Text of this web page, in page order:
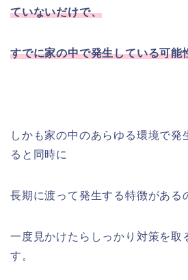
ていないだけで、
すでに家の中で発生している可能
しかも家の中のあらゆる環境で発
ると同時に
長期に渡って発生する特徴がある
一度見かけたらしっかり対策を取
す。